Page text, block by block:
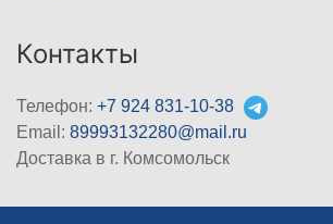
Контакты
Телефон: +7 924 831-10-38
Email: 89993132280@mail.ru
Доставка в г. Комсомольск